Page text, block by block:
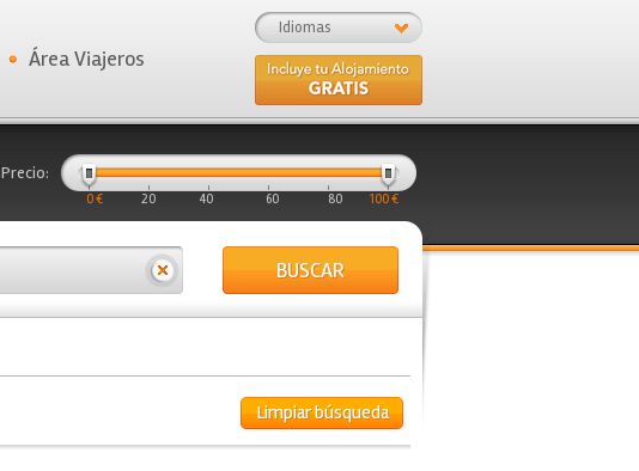
Idiomas
Área Viajeros
Precio:
0 € 20 40 60 80 100 €
BUSCAR
Limpiar búsqueda